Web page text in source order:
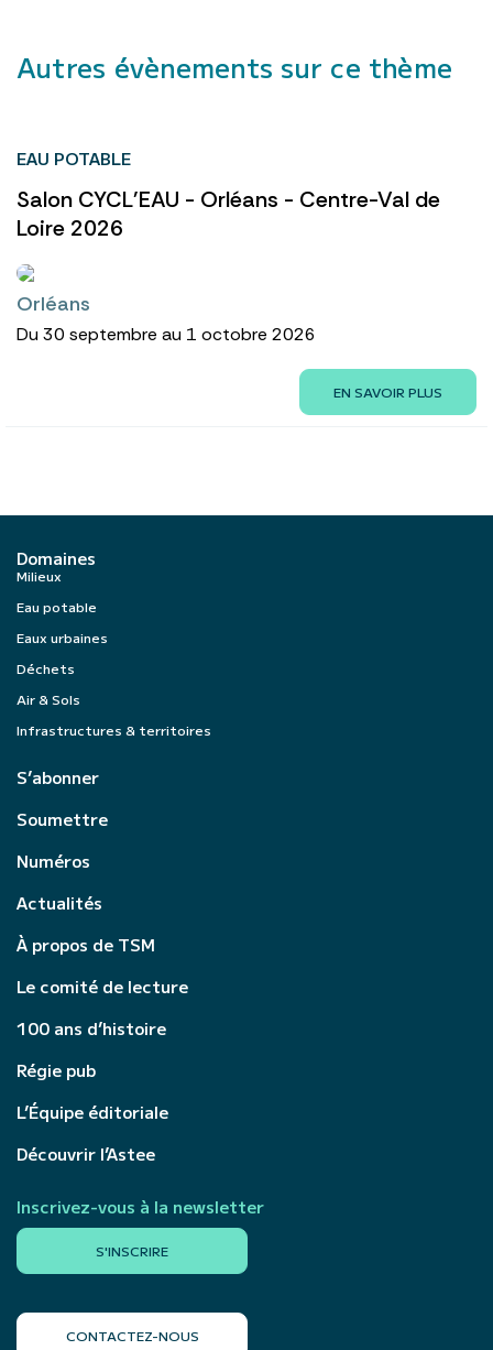
Autres évènements sur ce thème
EAU POTABLE
Salon CYCL'EAU - Orléans - Centre-Val de
Loire 2026
Orléans
Du 30 septembre au 1 octobre 2026
EN SAVOIR PLUS
Domaines
Milieux
Eau potable
Eaux urbaines
Déchets
Air & Sols
Infrastructures & territoires
S’abonner
Soumettre
Numéros
Actualités
À propos de TSM
Le comité de lecture
100 ans d’histoire
Régie pub
L’Équipe éditoriale
Découvrir l’Astee
Inscrivez-vous à la newsletter
S'INSCRIRE
CONTACTEZ-NOUS